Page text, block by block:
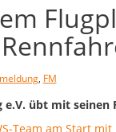
, FM
e.V. übt mit